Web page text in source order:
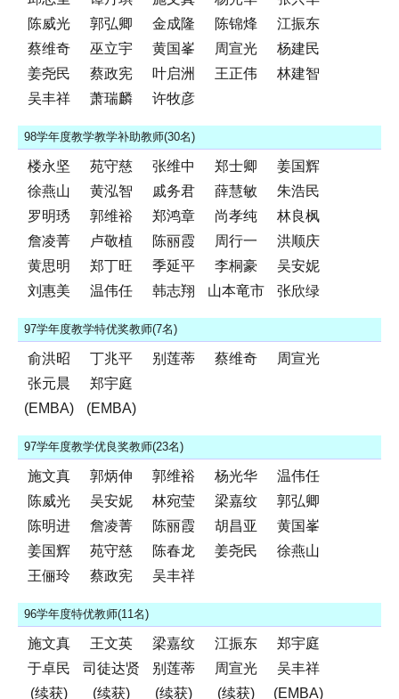
陈威光
郭弘卿 金成隆 陈锦烽
江振东
蔡维奇
巫立宇 黄国峯 周宣光
杨建民
姜尧民
蔡政宪 叶启洲 王正伟
林建智
吴丰祥
萧瑞麟 许牧彦
98学年度教学教学补助教师(30名)
楼永坚 苑守慈 张维中 郑士卿
姜国辉
徐燕山
黄泓智 戚务君 薛慧敏
朱浩民
罗明琇
郭维裕 郑鸿章 尚孝纯
林良枫
詹凌菁
卢敬植 陈丽霞 周行一
洪顺庆
黄思明
郑丁旺 季延平 李桐豪
吴安妮
刘惠美
温伟任 韩志翔 山本竜市 张欣绿
97学年度教学特优奖教师(7名)
俞洪昭 丁兆平 别莲蒂 蔡维奇
周宣光
张元晨
(EMBA)
郑宇庭
(EMBA)
97学年度教学优良奖教师(23名)
施文真 郭炳伸 郭维裕 杨光华
温伟任
陈威光
吴安妮 林宛莹 梁嘉纹
郭弘卿
陈明进
詹凌菁 陈丽霞 胡昌亚
黄国峯
姜国辉
苑守慈 陈春龙 姜尧民
徐燕山
王俪玲
蔡政宪 吴丰祥
96学年度特优教师(11名)
施文真 王文英 梁嘉纹 江振东
郑宇庭
于卓民
(续获)
司徒达贤
(续获)
别莲蒂
(续获)
周宣光
(续获)
吴丰祥
(EMBA)